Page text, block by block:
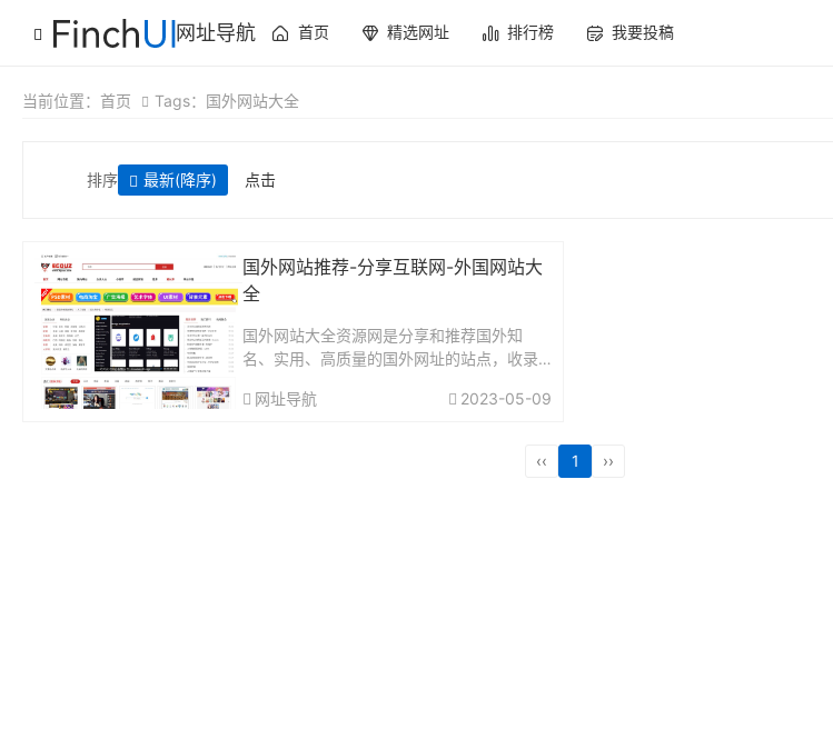
网址导航 首页 精选网址 排行榜 我要投稿
当前位置： 首页 Tags：国外网站大全
排序 最新(降序) 点击
国外网站推荐-分享互联网-外国网站大
全
国外网站大全资源网是分享和推荐国外知
名、实用、高质量的国外网址的站点，收录
意、设计、美食、视频、图片、旅游、文
网址导航 2023-05-09
‹‹ 1 ››